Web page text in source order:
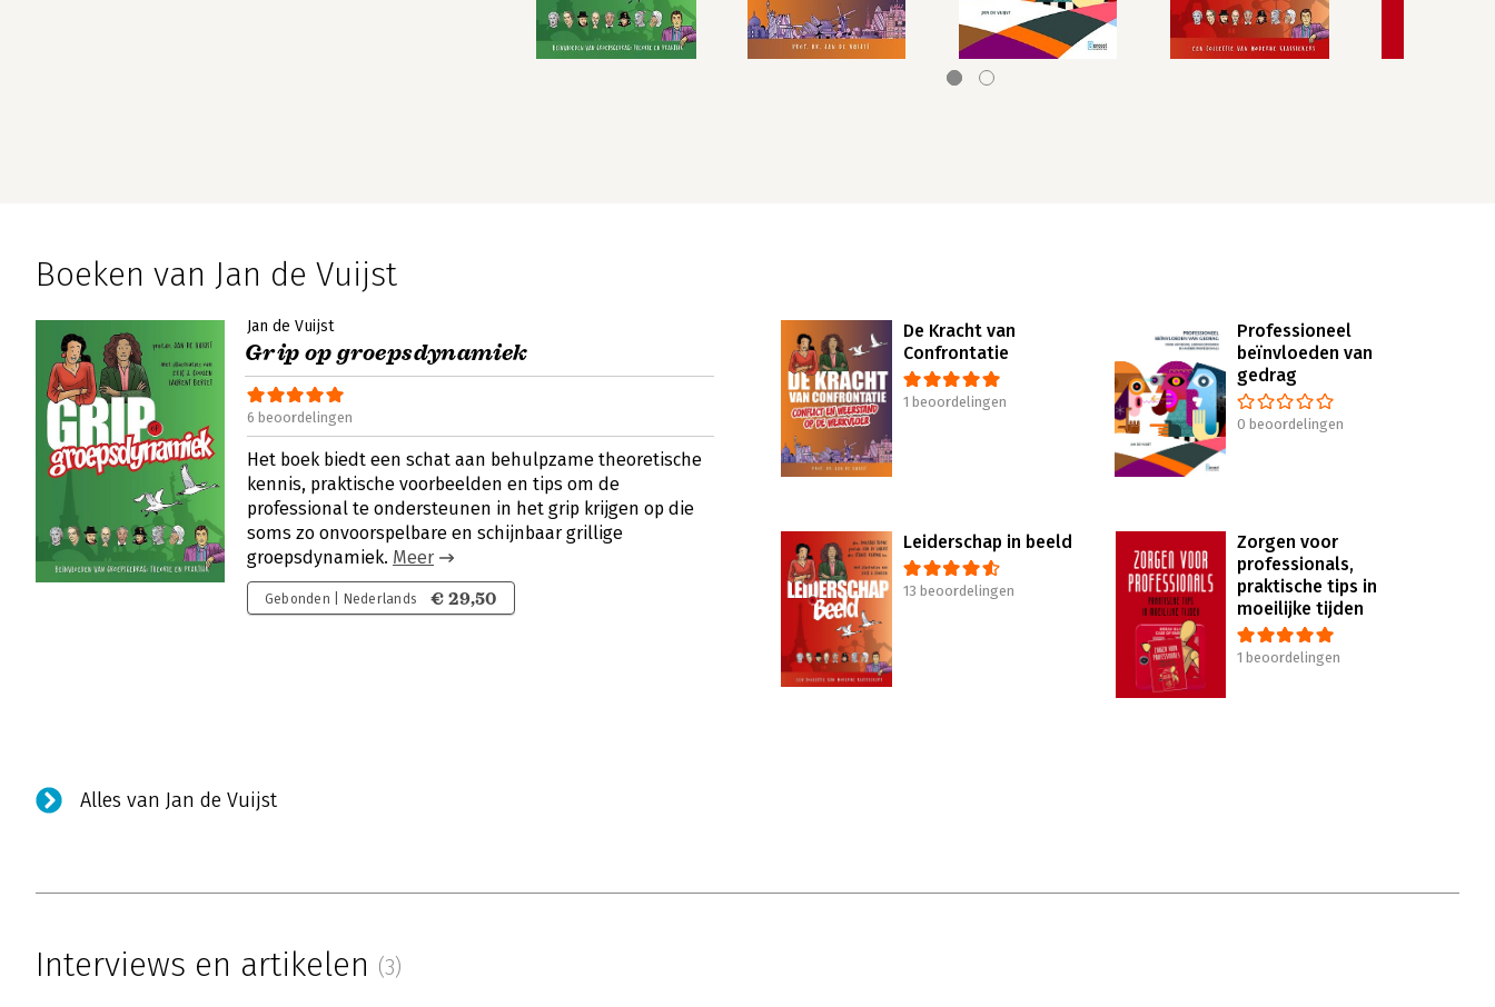
Boeken van Jan de Vuijst
Jan de Vuijst
Grip op groepsdynamiek
6 beoordelingen
Het boek biedt een schat aan behulpzame theoretische
kennis, praktische voorbeelden en tips om de
professional te ondersteunen in het grip krijgen op die
soms zo onvoorspelbare en schijnbaar grillige
groepsdynamiek. Meer
Gebonden | Nederlands € 29,50
De Kracht van
Confrontatie
1 beoordelingen
Professioneel
beïnvloeden van
gedrag
0 beoordelingen
Leiderschap in beeld
13 beoordelingen
Zorgen voor
professionals,
praktische tips in
moeilijke tijden
1 beoordelingen
Alles van Jan de Vuijst
Interviews en artikelen (3)